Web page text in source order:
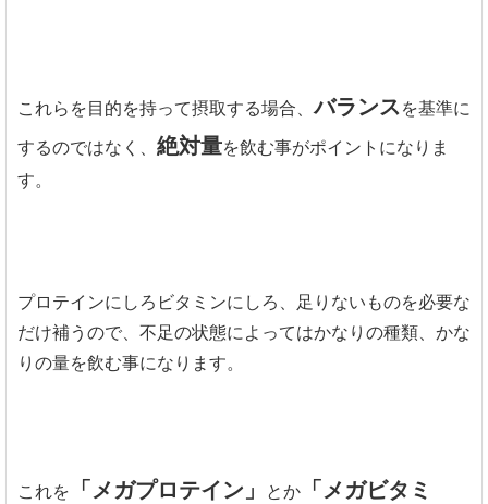
これらを目的を持って摂取する場合、バランス を基準に
するのではなく、 絶対量を飲む事がポイントになりま
す。
プロテインにしろビタミンにしろ、足りないものを必要な
だけ補うので、不足の状態によってはかなりの種類、かな
りの量を飲む事になります。
これを 「メガプロテイン」 とか
「メガビタミ